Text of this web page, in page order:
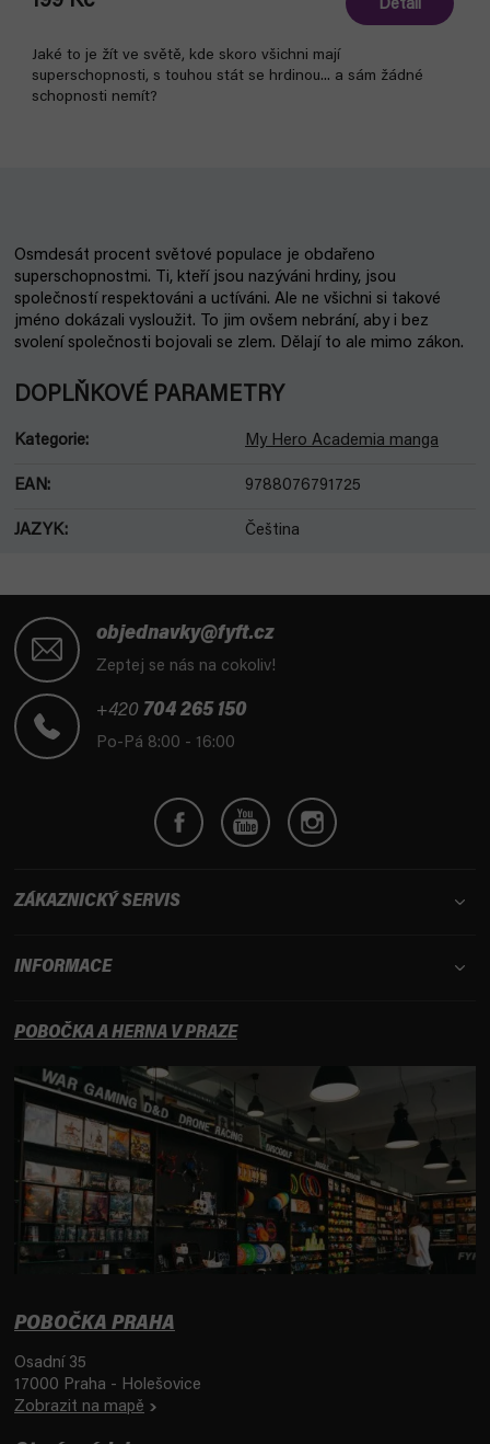
Detail
Jaké to je žít ve světě, kde skoro všichni mají
superschopnosti, s touhou stát se hrdinou... a sám žádné
schopnosti nemít?
Osmdesát procent světové populace je obdařeno
superschopnostmi. Ti, kteří jsou nazýváni hrdiny, jsou
společností respektováni a uctíváni. Ale ne všichni si takové
jméno dokázali vysloužit. To jim ovšem nebrání, aby i bez
svolení společnosti bojovali se zlem. Dělají to ale mimo zákon.
DOPLŇKOVÉ PARAMETRY
Kategorie: My Hero Academia manga
EAN: 9788076791725
JAZYK: Čeština
objednavky@fyft.cz
Zeptej se nás na cokoliv!
+420 704 265 150
Po-Pá 8:00 - 16:00
ZÁKAZNICKÝ SERVIS
INFORMACE
POBOČKA A HERNA V PRAZE
POBOČKA PRAHA
Osadní 35
17000 Praha - Holešovice
Zobrazit na mapě